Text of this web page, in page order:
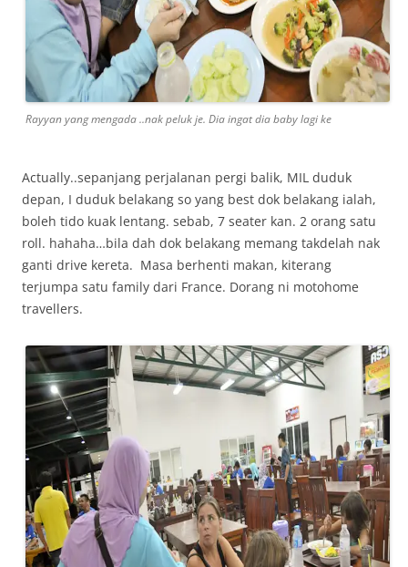
Rayyan yang mengada ..nak peluk je. Dia ingat dia baby lagi ke
Actually..sepanjang perjalanan pergi balik, MIL duduk
depan, I duduk belakang so yang best dok belakang ialah,
boleh tido kuak lentang. sebab, 7 seater kan. 2 orang satu
roll. hahaha…bila dah dok belakang memang takdelah nak
ganti drive kereta. Masa berhenti makan, kiterang
terjumpa satu family dari France. Dorang ni motohome
travellers.